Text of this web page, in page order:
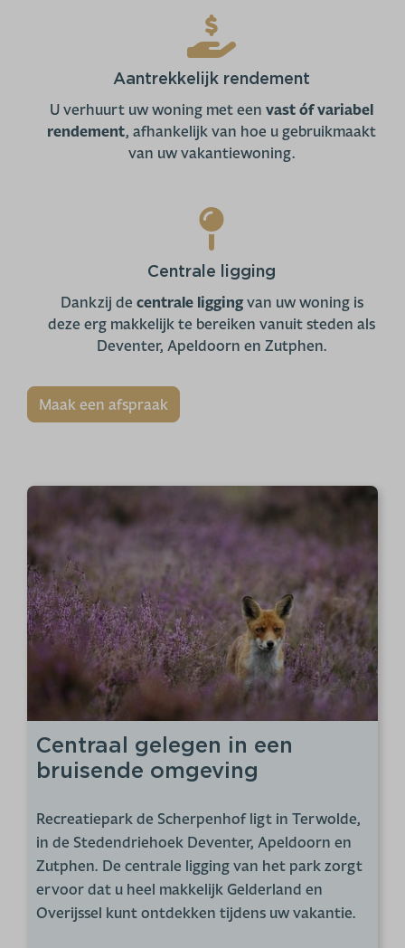
Aantrekkelijk rendement
U verhuurt uw woning met een vast óf variabel
rendement, afhankelijk van hoe u gebruikmaakt
van uw vakantiewoning.
Centrale ligging
Dankzij de centrale liggingvan uw woning is
deze erg makkelijk te bereiken vanuit steden als
Deventer, Apeldoorn en Zutphen.
Maak een afspraak
Centraal gelegen in een
bruisende omgeving
Recreatiepark de Scherpenhof ligt in Terwolde,
in de Stedendriehoek Deventer, Apeldoorn en
Zutphen. De centrale ligging van het park zorgt
ervoor dat u heel makkelijk Gelderland en
Overijssel kunt ontdekken tijdens uw vakantie.